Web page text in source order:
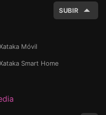
SUBIR
Móvil
Smart Home